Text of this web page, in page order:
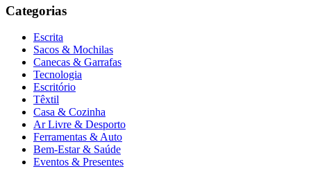
Categorias
Escrita
Sacos & Mochilas
Canecas & Garrafas
Tecnologia
Escritório
Têxtil
Casa & Cozinha
Ar Livre & Desporto
Ferramentas & Auto
Bem-Estar & Saúde
Eventos & Presentes